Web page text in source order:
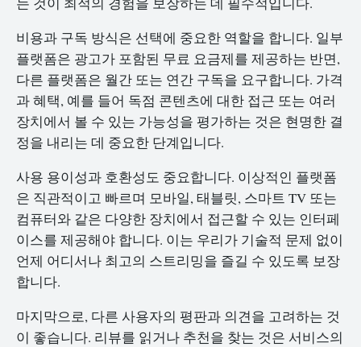
비용과 구독 방식은 선택에 중요한 역할을 합니다. 일부
플랫폼은 광고가 포함된 무료 요금제를 제공하는 반면,
다른 플랫폼은 월간 또는 연간 구독을 요구합니다. 가격
과 혜택, 예를 들어 독점 콘텐츠에 대한 접근 또는 여러
장치에서 볼 수 있는 가능성을 평가하는 것은 현명한 결
정을 내리는 데 중요한 단계입니다.
사용 용이성과 호환성도 중요합니다. 이상적인 플랫폼
은 직관적이고 빠르며 모바일, 태블릿, 스마트 TV 또는
컴퓨터와 같은 다양한 장치에서 접근할 수 있는 인터페
이스를 제공해야 합니다. 이는 우리가 기술적 문제 없이
언제 어디서나 최고의 스트리밍을 즐길 수 있도록 보장
합니다.
마지막으로, 다른 사용자의 평판과 의견을 고려하는 것
이 좋습니다. 리뷰를 읽거나 추천을 찾는 것은 서비스의